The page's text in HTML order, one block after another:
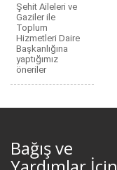
Şehit Aileleri ve
Gaziler ile
Toplum
Hizmetleri Daire
Başkanlığına
yaptığımız
öneriler
Bağış ve